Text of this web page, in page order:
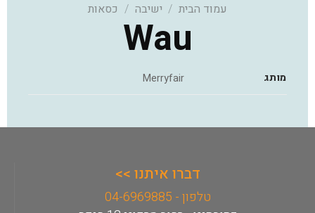
עמוד הבית / ישיבה / כסאות
Wau
מותג Merryfair
דברו איתנו >>
טלפון - 04-6969885